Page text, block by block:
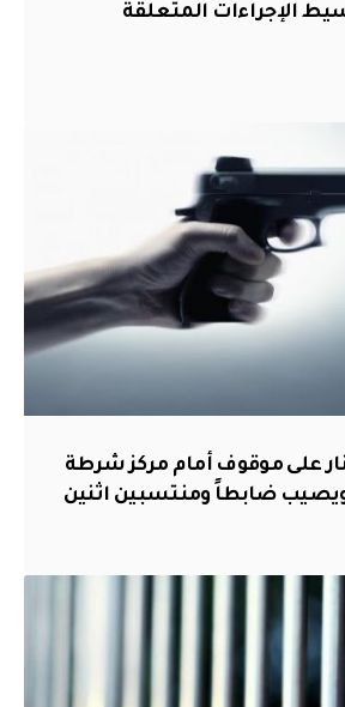
الإجراءات المتعلقة
على موقوف أمام مركز شرطة
ضابطاً ومنتسبين اثنين